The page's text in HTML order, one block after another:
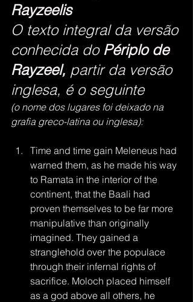
Rayzeelis
O texto integral da versão
conhecida do Périplo de
Rayzeel, partir da versão
inglesa, é o seguinte
(o nome dos lugares foi deixado na
grafia greco-latina ou inglesa):
Time and time gain Meleneus had
warned them, as he made his way
to Ramata in the interior of the
continent, that the Baali had
proven themselves to be far more
manipulative than originally
imagined. They gained a
stranglehold over the populace
through their infernal rights of
sacrifice. Moloch placed himself
as a god above all others, he